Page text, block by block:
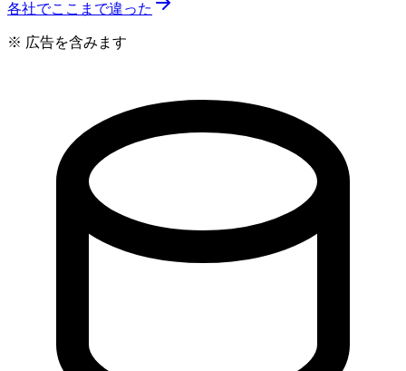
各社でここまで違った
※ 広告を含みます